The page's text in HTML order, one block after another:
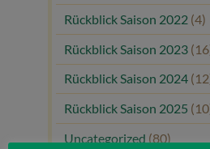
Rückblick Saison 2022 (4)
Rückblick Saison 2023
Rückblick Saison 2024
Rückblick Saison 2025
Uncategorized (80)